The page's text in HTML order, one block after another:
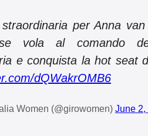
per Anna
vola al comando
e conquista la hot seat
dQWakrOMB6
Women (@girowomen) June 2,